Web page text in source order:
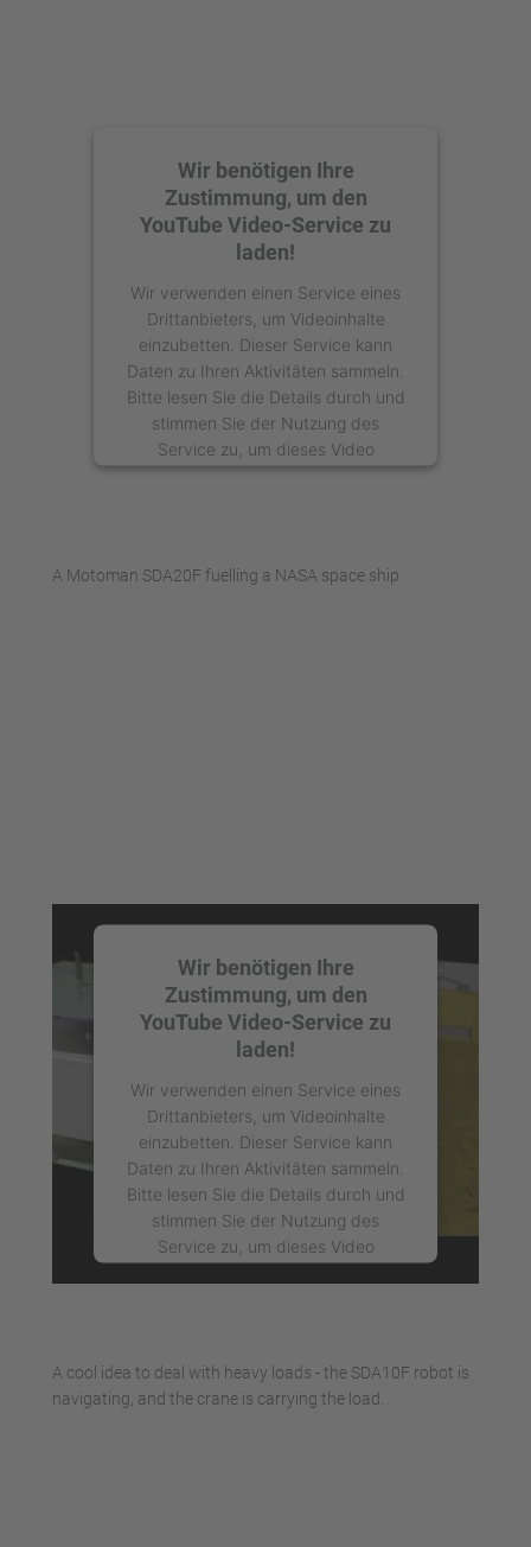
Wir benötigen Ihre
Zustimmung, um den
YouTube Video-Service zu
laden!
Wir verwenden einen Service eines
Drittanbieters, um Videoinhalte
einzubetten. Dieser Service kann
Daten zu Ihren Aktivitäten sammeln.
Bitte lesen Sie die Details durch und
stimmen Sie der Nutzung des
Service zu, um dieses Video
anzusehen.
A Motoman SDA20F fuelling a NASA space ship
Wir benötigen Ihre
Zustimmung, um den
YouTube Video-Service zu
laden!
Wir verwenden einen Service eines
Drittanbieters, um Videoinhalte
einzubetten. Dieser Service kann
Daten zu Ihren Aktivitäten sammeln.
Bitte lesen Sie die Details durch und
stimmen Sie der Nutzung des
Service zu, um dieses Video
Akzeptieren
A cool idea to deal with heavy loads - the SDA10F robot is
navigating, and the crane is carrying the load.